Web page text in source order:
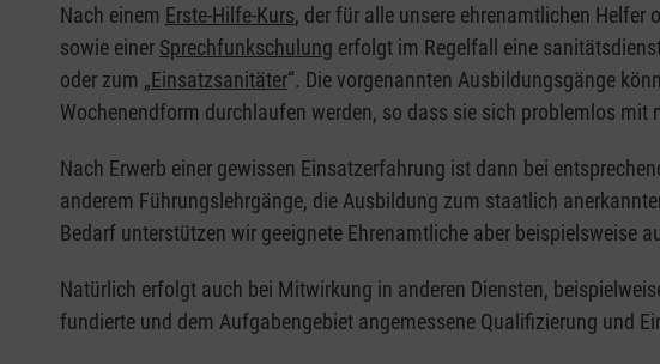
Nach einem Erste-Hilfe-Kurs, der für alle unsere ehrenamtlichen Helfer
sowie einer Sprechfunkschulung erfolgt im Regelfall eine
oder zum „Einsatzsanitäter“. Die vorgenannten Ausbildungsgänge
Wochenendform durchlaufen werden, so dass sie sich problemlos
Nach Erwerb einer gewissen Einsatzerfahrung ist dann bei
anderem Führungslehrgänge, die Ausbildung zum staatlich
Bedarf unterstützen wir geeignete Ehrenamtliche aber beispielsweise
Natürlich erfolgt auch bei Mitwirkung in anderen Diensten,
fundierte und dem Aufgabengebiet angemessene Qualifizierung und